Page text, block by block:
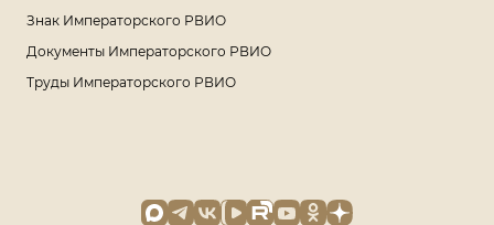
Знак Императорского РВИО
Документы Императорского РВИО
Труды Императорского РВИО